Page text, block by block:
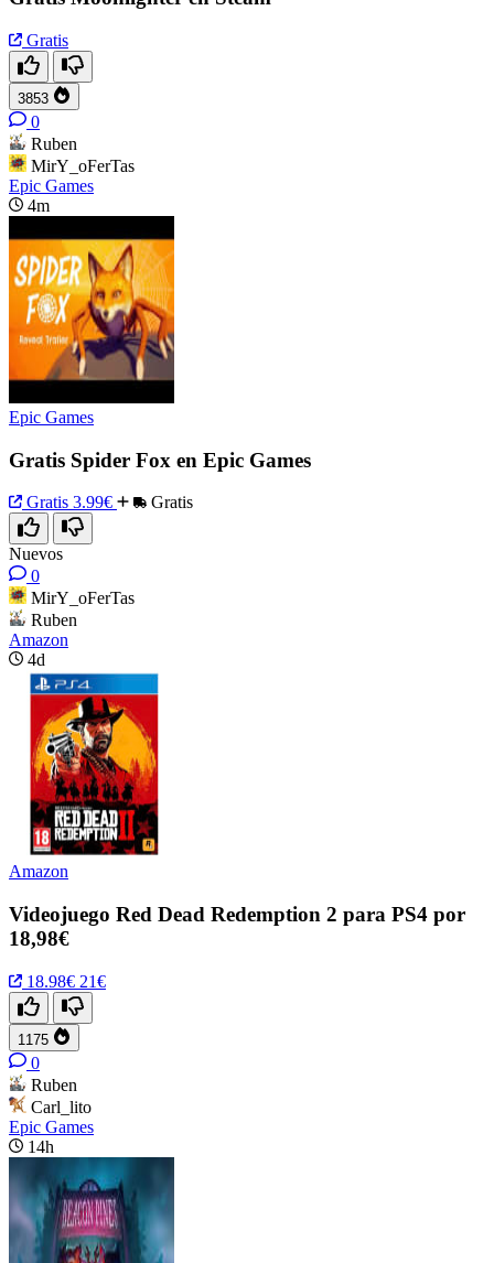
Gratis
3853
0
Ruben
MirY_oFerTas
Epic Games
4m
Epic Games
Gratis Spider Fox en Epic Games
Gratis 3.99€ Gratis
Nuevos
0
MirY_oFerTas
Ruben
Amazon
4d
Amazon
Videojuego Red Dead Redemption 2 para PS4 por
18,98€
18.98€ 21€
1175
0
Ruben
Carl_lito
Epic Games
14h